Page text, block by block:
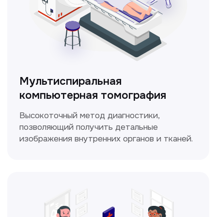
уха, горла и носа с использованием
современных методик.
ЛОР-врач
Прайс-лист